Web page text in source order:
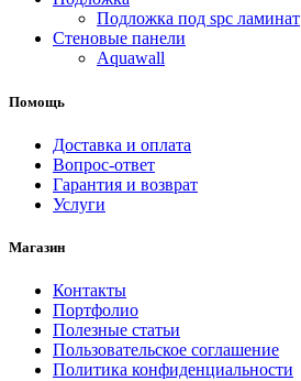
Подложка под spc ламинат
Стеновые панели
Aquawall
Помощь
Доставка и оплата
Вопрос-ответ
Гарантия и возврат
Услуги
Магазин
Контакты
Портфолио
Полезные статьи
Пользовательское соглашение
Политика конфиденциальности